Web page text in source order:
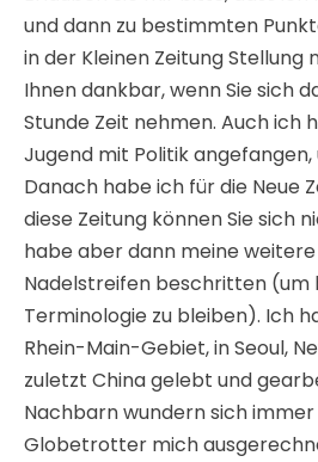
und dann zu bestimmten
in der Kleinen Zeitung Stellung
Ihnen dankbar, wenn Sie sich
Stunde Zeit nehmen. Auch ich
Jugend mit Politik angefangen,
Danach habe ich für die Neue
diese Zeitung können Sie sich
habe aber dann meine
Nadelstreifen beschritten (um
Terminologie zu bleiben). Ich
Rhein-Main-Gebiet, in Seoul,
zuletzt China gelebt und
Nachbarn wundern sich
Globetrotter mich